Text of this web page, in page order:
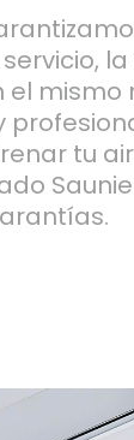
el mismo
tu